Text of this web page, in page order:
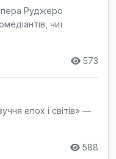
Руджеро
чиї
573
епох і світів» —
588